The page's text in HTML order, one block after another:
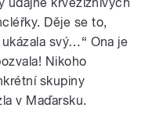
Děje se to,
svý…“ Ona je
Nikoho
skupiny
v Maďarsku.